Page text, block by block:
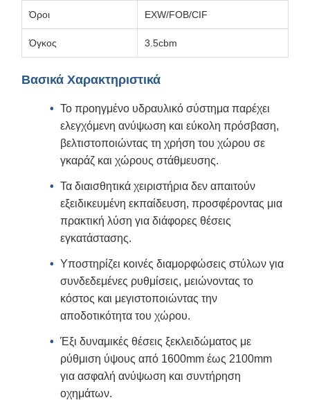
Όροι EXW/FOB/CIF
Όγκος 3.5cbm
Βασικά Χαρακτηριστικά
Το προηγμένο υδραυλικό σύστημα παρέχει
ελεγχόμενη ανύψωση και εύκολη πρόσβαση,
βελτιστοποιώντας τη χρήση του χώρου σε
γκαράζ και χώρους στάθμευσης.
Τα διαισθητικά χειριστήρια δεν απαιτούν
εξειδικευμένη εκπαίδευση, προσφέροντας μια
πρακτική λύση για διάφορες θέσεις
εγκατάστασης.
Υποστηρίζει κοινές διαμορφώσεις στύλων για
συνδεδεμένες ρυθμίσεις, μειώνοντας το
κόστος και μεγιστοποιώντας την
αποδοτικότητα του χώρου.
Έξι δυναμικές θέσεις ξεκλειδώματος με
ρύθμιση ύψους από 1600mm έως 2100mm
για ασφαλή ανύψωση και συντήρηση
οχημάτων.